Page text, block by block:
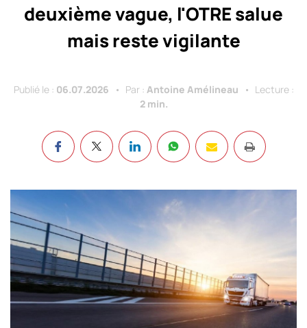
deuxième vague, l'OTRE salue
mais reste vigilante
Publié le : 06.07.2026 Par : Antoine Amélineau
Lecture :
2 min.